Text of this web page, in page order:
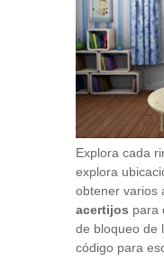
Explora cada
explora
obtener varios
acertijos para
de bloqueo de
código para